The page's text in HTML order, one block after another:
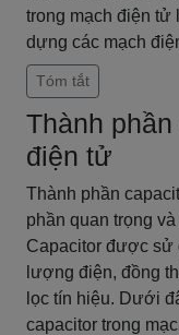
trong mạch điện tử
dựng các mạch
Tóm tắt
Thành
điện tử
Thành phần
phần quan trọng
Capacitor được sử
lượng điện, đồng
lọc tín hiệu. Dưới
capacitor trong